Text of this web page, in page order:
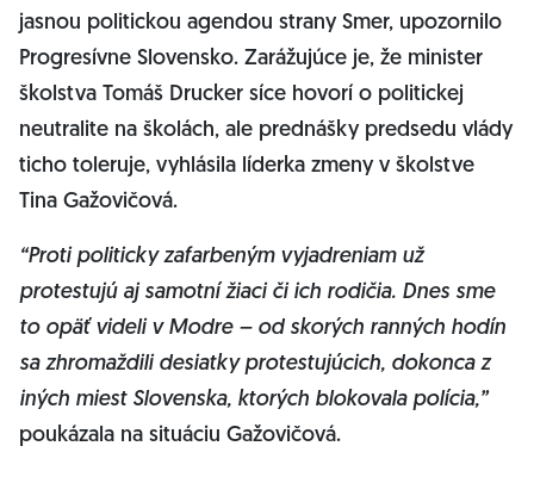
jasnou politickou agendou strany Smer, upozornilo
Progresívne Slovensko. Zarážujúce je, že minister
školstva Tomáš Drucker síce hovorí o politickej
neutralite na školách, ale prednášky predsedu vlády
ticho toleruje, vyhlásila líderka zmeny v školstve
Tina Gažovičová.
“Proti politicky zafarbeným vyjadreniam už
protestujú aj samotní žiaci či ich rodičia. Dnes sme
to opäť videli v Modre – od skorých ranných hodín
sa zhromaždili desiatky protestujúcich, dokonca z
iných miest Slovenska, ktorých blokovala polícia,”
poukázala na situáciu Gažovičová.